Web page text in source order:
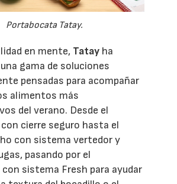
Portabocata Tatay.
en mente, Tatay ha
gama de soluciones
pensadas para acompañar
alimentos más
del verano. Desde el
cierre seguro hasta el
con sistema vertedor y
pasando por el
sistema Fresh para ayudar